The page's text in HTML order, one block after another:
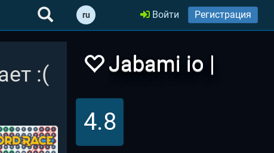
ru Войти Регистрация
:(
Jabami io |
Джабами ио
4.8